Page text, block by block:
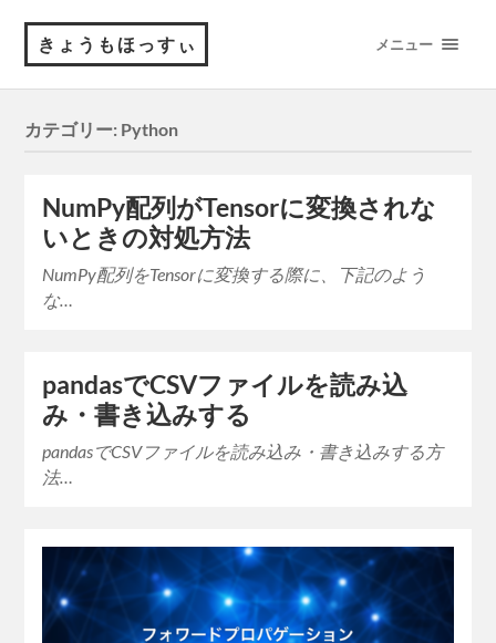
きょうもほっすぃ メニュー
カテゴリー: Python
NumPy配列がTensorに変換されな
いときの対処方法
NumPy配列をTensorに変換する際に、下記のよう
な…
pandasでCSVファイルを読み込
み・書き込みする
pandasでCSVファイルを読み込み・書き込みする方
法…